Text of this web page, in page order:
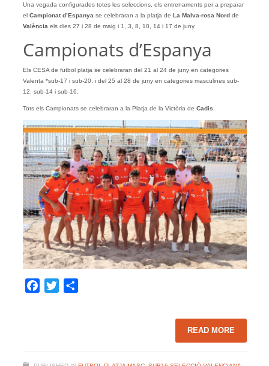
Una vegada configurades totes les seleccions, els entrenaments per a preparar
el Campionat d’Espanya se celebraran a la platja de La Malva-rosa Nord de
València els dies 27 i 28 de maig i 1, 3, 8, 10, 14 i 17 de juny.
Campionats d’Espanya
Els CESA de futbol platja se celebraran del 21 al 24 de juny en categories
Valenta *sub-17 i sub-20, i del 25 al 28 de juny en categories masculines sub-
12, sub-14 i sub-16.
Tots els Campionats se celebraran a la Platja de la Victòria de Cadis
Facebook
Twitter
READ MORE